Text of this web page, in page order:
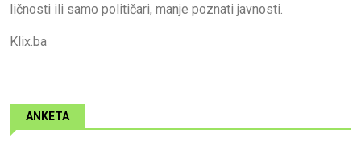
ličnosti ili samo političari, manje poznati javnosti.
Klix.ba
ANKETA